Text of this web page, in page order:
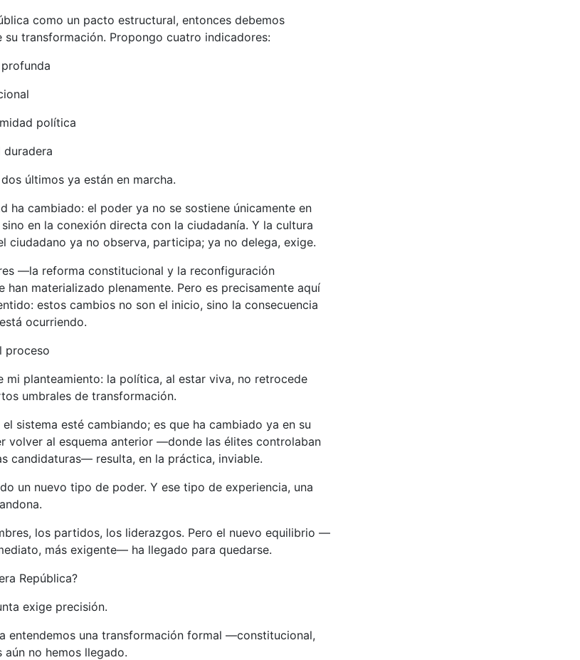
como un pacto estructural, entonces debemos
transformación. Propongo cuatro indicadores:
política
duradera
últimos ya están en marcha.
ha cambiado: el poder ya no se sostiene únicamente en
en la conexión directa con la ciudadanía. Y la cultura
ciudadano ya no observa, participa; ya no delega, exige.
—la reforma constitucional y la reconfiguración
materializado plenamente. Pero es precisamente aquí
estos cambios no son el inicio, sino la consecuencia
ocurriendo.
proceso
mi planteamiento: la política, al estar viva, no retrocede
umbrales de transformación.
sistema esté cambiando; es que ha cambiado ya en su
volver al esquema anterior —donde las élites controlaban
candidaturas— resulta, en la práctica, inviable.
un nuevo tipo de poder. Y ese tipo de experiencia, una
los partidos, los liderazgos. Pero el nuevo equilibrio —
más exigente— ha llegado para quedarse.
República?
exige precisión.
entendemos una transformación formal —constitucional,
no hemos llegado.